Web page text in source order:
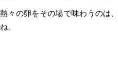
熱々の卵をその場で味わうのは
ね。